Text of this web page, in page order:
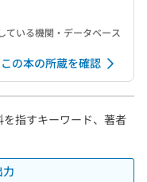
ている機関・データベース
この本の所蔵を確認
指すキーワード、著者